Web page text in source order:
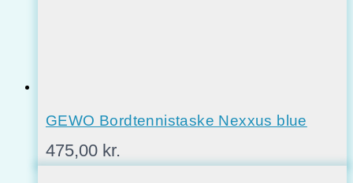
GEWO Bordtennistaske Nexxus blue
475,00 kr.